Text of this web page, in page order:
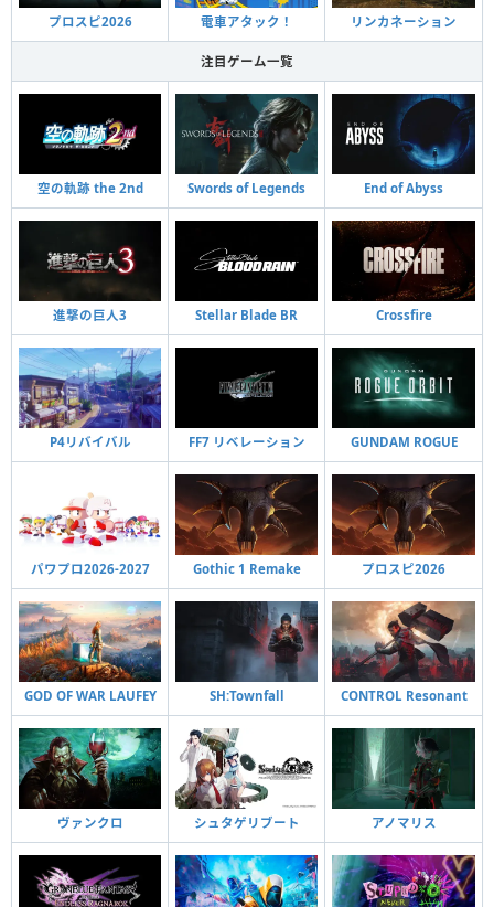
プロスピ2026 電車アタック！ リンカネーション
注目ゲーム一覧
空の軌跡 the 2nd Swords of Legends End of Abyss
進撃の巨人3 Stellar Blade BR Crossfire
P4リバイバル FF7 リベレーション GUNDAM ROGUE
パワプロ2026-2027 Gothic 1 Remake プロスピ2026
GOD OF WAR LAUFEY SH:Townfall CONTROL Resonant
ヴァンクロ シュタゲリブート アノマリス